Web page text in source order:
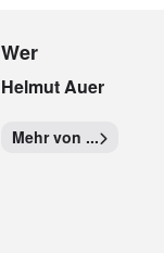
Wer
Helmut Auer
Mehr von ...